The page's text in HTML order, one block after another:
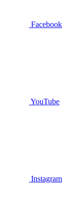
Facebook
YouTube
Instagram